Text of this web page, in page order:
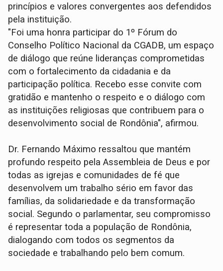
princípios e valores convergentes aos defendidos
pela instituição.
"Foi uma honra participar do 1º Fórum do
Conselho Político Nacional da CGADB, um espaço
de diálogo que reúne lideranças comprometidas
com o fortalecimento da cidadania e da
participação política. Recebo esse convite com
gratidão e mantenho o respeito e o diálogo com
as instituições religiosas que contribuem para o
desenvolvimento social de Rondônia", afirmou.
Dr. Fernando Máximo ressaltou que mantém
profundo respeito pela Assembleia de Deus e por
todas as igrejas e comunidades de fé que
desenvolvem um trabalho sério em favor das
famílias, da solidariedade e da transformação
social. Segundo o parlamentar, seu compromisso
é representar toda a população de Rondônia,
dialogando com todos os segmentos da
sociedade e trabalhando pelo bem comum.